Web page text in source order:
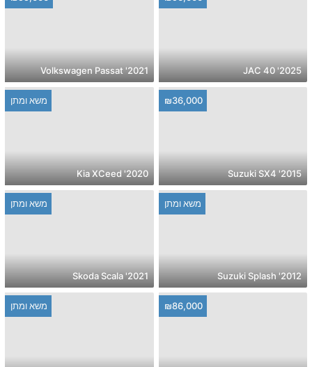
2025' JAC 40
2021' Volkswagen Passat
₪36,000
2015' Suzuki SX4
משא ומתן
2020' Kia XCeed
משא ומתן
2012' Suzuki Splash
משא ומתן
2021' Skoda Scala
₪86,000 משא ומתן